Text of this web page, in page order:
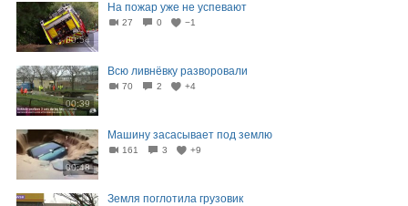
00:54
На пожар уже не успевают
27 0 −1
00:39
Всю ливнёвку разворовали
70 2 +4
00:48
Машину засасывает под землю
161 3 +9
Земля поглотила грузовик